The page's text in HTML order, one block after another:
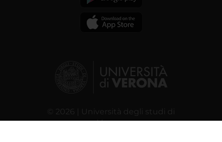
© 2026 | Università degli studi di
Verona